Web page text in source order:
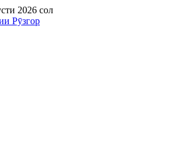
2026 сол